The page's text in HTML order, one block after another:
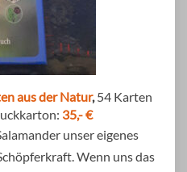
aus der Natur,54 Karten
35,- €
unser eigenes
Wenn uns das